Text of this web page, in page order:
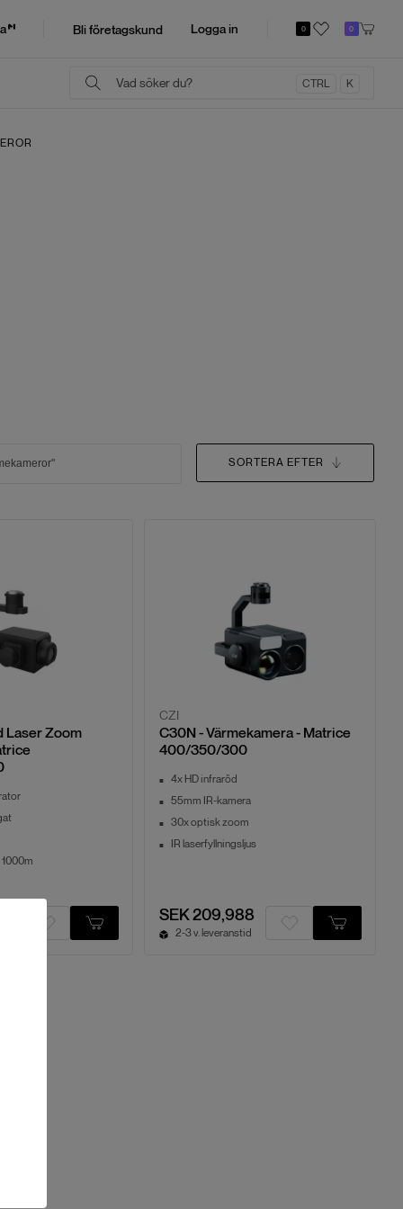
Bli företagskund Logga in 0 0
CTRL K
SORTERA EFTER
Laser Zoom
CZI
C30N - Värmekamera - Matrice
400/350/300
4x HD infraröd
55mm IR-kamera
30x optisk zoom
IR laserfyllningsljus
SEK 209,988
2-3 v. leveranstid